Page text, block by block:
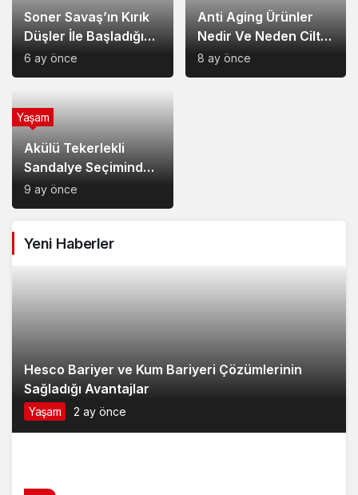
Soner Savaş’ın Kırık
Düşler İle Başladığı
Müzik Serüveni
6 ay önce
Anti Aging Ürünler
Nedir Ve Neden Cilt
Bakımında Temel Bir
Yerdedir?
8 ay önce
Akülü Tekerlekli
Sandalye Seçiminde
Dikkat Edilecek
Noktalar: Konfor,
Model Tercihi
9 ay önce
Yaşam
Yeni Haberler
Hesco Bariyer ve Kum Bariyeri Çözümlerinin
Sağladığı Avantajlar
Yaşam 2 ay önce